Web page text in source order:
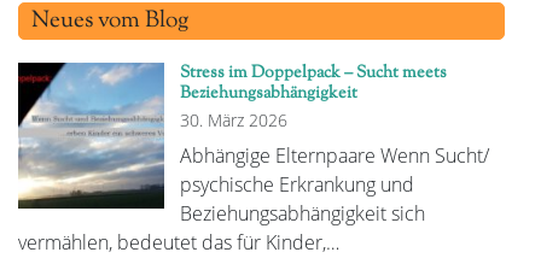
Neues vom Blog
Stress im Doppelpack – Sucht meets
Beziehungsabhängigkeit
30. März 2026
Abhängige Elternpaare Wenn Sucht/
psychische Erkrankung und
Beziehungsabhängigkeit sich
vermählen, bedeutet das für Kinder,…